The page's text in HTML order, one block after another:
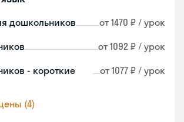
дошкольников от 1470 ₽ / урок
от 1092 ₽ / урок
- короткие
от 1077 ₽ / урок
(4)